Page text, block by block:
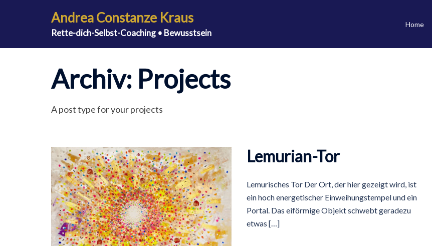
Andrea Constanze Kraus
Rette-dich-Selbst-Coaching • Bewusstsein
Home
Archiv: Projects
A post type for your projects
Lemurian-Tor
Lemurisches Tor Der Ort, der hier gezeigt wird, ist
ein hoch energetischer Einweihungstempel und ein
Portal. Das eiförmige Objekt schwebt geradezu
etwas […]